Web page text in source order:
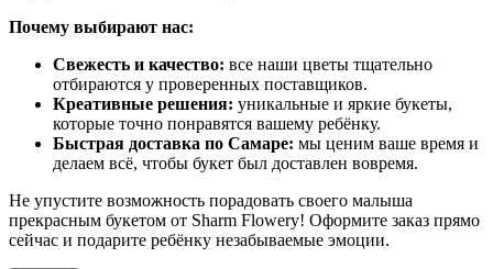
Почему выбирают нас:
Свежесть и качество: все наши цветы тщательно
отбираются у проверенных поставщиков.
Креативные решения: уникальные и яркие букеты,
которые точно понравятся вашему ребёнку.
Быстрая доставка по Самаре: мы ценим ваше время и
делаем всё, чтобы букет был доставлен вовремя.
Не упустите возможность порадовать своего малыша
прекрасным букетом от Sharm Flowery! Оформите заказ прямо
сейчас и подарите ребёнку незабываемые эмоции.